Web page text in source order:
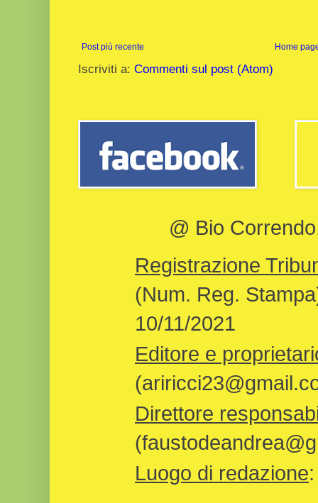
Post più recente Home
Iscriviti a: Commenti sul post (Atom)
@ Bio
Registrazione
(Num. Reg.
10/11/2021
Editore e
Direttore
Luogo di redazione